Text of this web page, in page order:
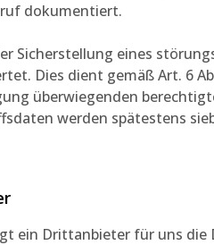
dokumentiert.
Sicherstellung eines
Dies dient gemäß Art. 6
überwiegenden
werden spätestens
ein Drittanbieter für uns die